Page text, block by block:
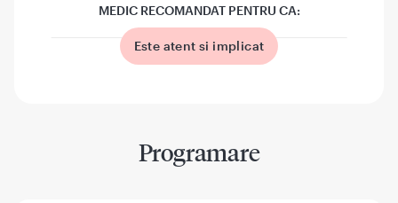
MEDIC RECOMANDAT PENTRU CA:
Este atent si implicat
Programare